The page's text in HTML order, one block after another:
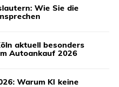
Wie Sie die
aktuell besonders
Autoankauf 2026
Warum KI keine